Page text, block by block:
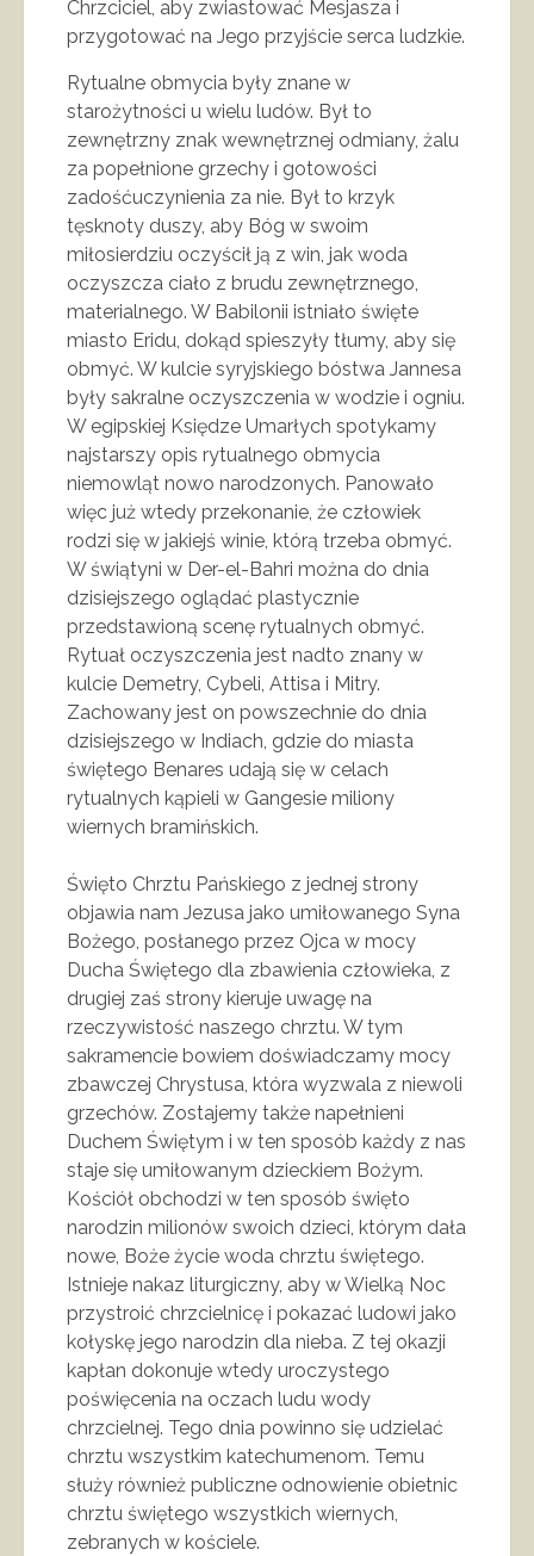
Chrzciciel, aby zwiastować Mesjasza i
przygotować na Jego przyjście serca ludzkie.
Rytualne obmycia były znane w
starożytności u wielu ludów. Był to
zewnętrzny znak wewnętrznej odmiany, żalu
za popełnione grzechy i gotowości
zadośćuczynienia za nie. Był to krzyk
tęsknoty duszy, aby Bóg w swoim
miłosierdziu oczyścił ją z win, jak woda
oczyszcza ciało z brudu zewnętrznego,
materialnego. W Babilonii istniało święte
miasto Eridu, dokąd spieszyły tłumy, aby się
obmyć. W kulcie syryjskiego bóstwa Jannesa
były sakralne oczyszczenia w wodzie i ogniu.
W egipskiej Księdze Umarłych spotykamy
najstarszy opis rytualnego obmycia
niemowląt nowo narodzonych. Panowało
więc już wtedy przekonanie, że człowiek
rodzi się w jakiejś winie, którą trzeba obmyć.
W świątyni w Der-el-Bahri można do dnia
dzisiejszego oglądać plastycznie
przedstawioną scenę rytualnych obmyć.
Rytuał oczyszczenia jest nadto znany w
kulcie Demetry, Cybeli, Attisa i Mitry.
Zachowany jest on powszechnie do dnia
dzisiejszego w Indiach, gdzie do miasta
świętego Benares udają się w celach
rytualnych kąpieli w Gangesie miliony
wiernych bramińskich.
Święto Chrztu Pańskiego z jednej strony
objawia nam Jezusa jako umiłowanego Syna
Bożego, posłanego przez Ojca w mocy
Ducha Świętego dla zbawienia człowieka, z
drugiej zaś strony kieruje uwagę na
rzeczywistość naszego chrztu. W tym
sakramencie bowiem doświadczamy mocy
zbawczej Chrystusa, która wyzwala z niewoli
grzechów. Zostajemy także napełnieni
Duchem Świętym i w ten sposób każdy z nas
staje się umiłowanym dzieckiem Bożym.
Kościół obchodzi w ten sposób święto
narodzin milionów swoich dzieci, którym dała
nowe, Boże życie woda chrztu świętego.
Istnieje nakaz liturgiczny, aby w Wielką Noc
przystroić chrzcielnicę i pokazać ludowi jako
kołyskę jego narodzin dla nieba. Z tej okazji
kapłan dokonuje wtedy uroczystego
poświęcenia na oczach ludu wody
chrzcielnej. Tego dnia powinno się udzielać
chrztu wszystkim katechumenom. Temu
służy również publiczne odnowienie obietnic
chrztu świętego wszystkich wiernych,
zebranych w kościele.